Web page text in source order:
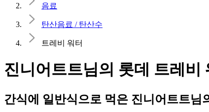
음료
탄산음료 / 탄산수
트레비 워터
진니어트트님의 롯데 트레비
간식에 일반식으로 먹은 진니어트트님